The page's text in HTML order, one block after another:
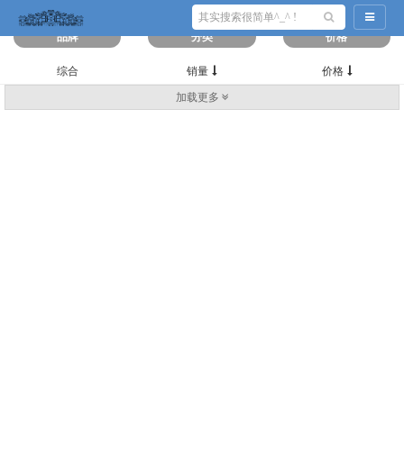
导航切
筛选出 0 条数据
品牌
分类 价格
综合 销量 价格
加载更多